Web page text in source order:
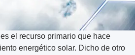
el recurso primario que hace
energético solar. Dicho de otro